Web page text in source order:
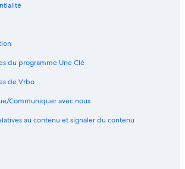
du programme Une Clé
de Vrbo
Communiquer avec nous
au contenu et signaler du contenu